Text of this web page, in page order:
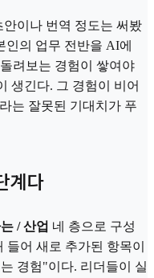
안이나 번역 정도는 써봤
인의 업무 전반을 AI에
려보는 경험이 쌓여야
생긴다. 그 경험이 비어
는 잘못된 기대치가 푸
계다
/ 산업 네 층으로 구성
어 새로 추가된 항목이
경험"이다. 리더들이 실